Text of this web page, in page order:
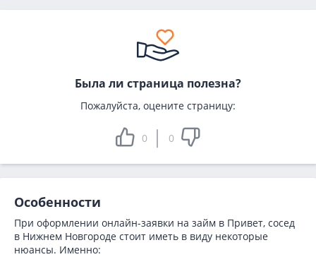
Была ли страница полезна?
Пожалуйста, оцените страницу:
0 0
Особенности
При оформлении онлайн-заявки на займ в Привет, сосед
в Нижнем Новгороде стоит иметь в виду некоторые
нюансы. Именно: